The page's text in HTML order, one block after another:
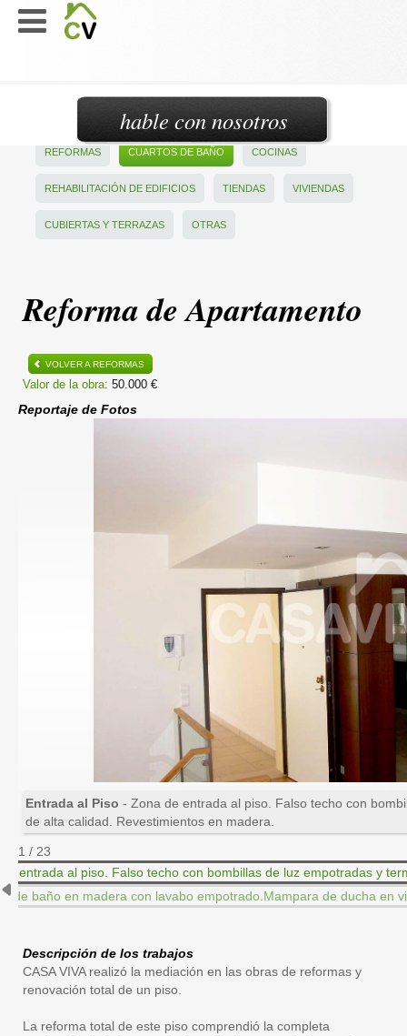
REFORMAS CUARTOS DE BAÑO COCINAS
REHABILITACIÓN DE EDIFICIOS TIENDAS VIVIENDAS
CUBIERTAS Y TERRAZAS OTRAS
Reforma de Apartamento
VOLVER A REFORMAS
Valor de la obra: 50.000 €
Reportaje de Fotos
Entrada al Piso - Zona de entrada al piso. Falso techo con
de alta calidad. Revestimientos en madera.
1 / 23
Descripción de los trabajos
CASA VIVA realizó la mediación en las obras de reformas y
renovación total de un piso.
La reforma total de este piso comprendió la completa
hable con nosotros